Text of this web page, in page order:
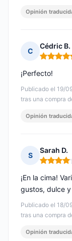
Opinión
C
Cédric B.
Nota: 5
Publicado el 19/
tras una compra
¡Perfecto!
Opinión
S
Sarah D.
Nota: 4
Publicado el 18/
tras una compra
¡En la cima!
gustos, dulce
Opinión